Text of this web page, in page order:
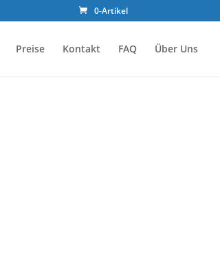
0-Artikel
Preise Kontakt FAQ Über Uns